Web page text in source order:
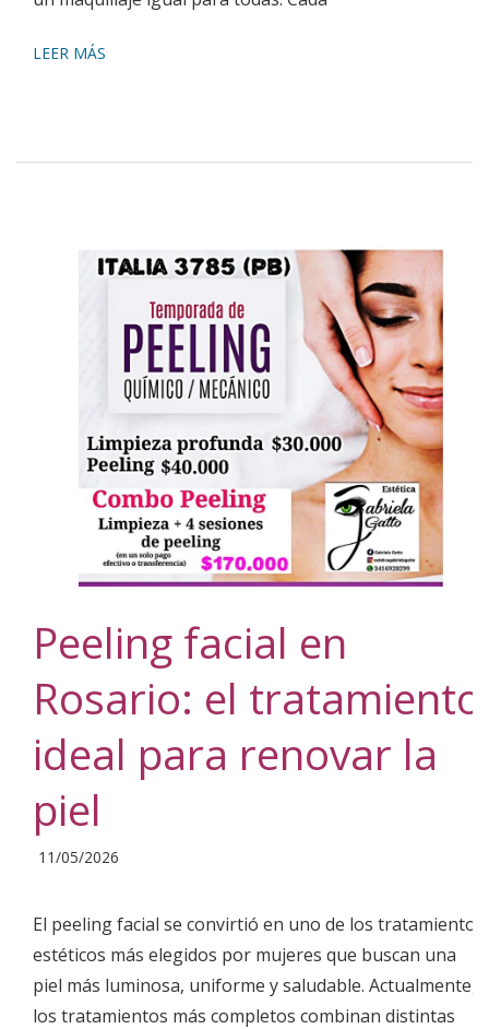
LEER MÁS
Peeling facial en
Rosario: el tratamiento
ideal para renovar la
piel
2026-
11
11/05/2026
El peeling facial se convirtió en uno de los tratamientos
estéticos más elegidos por mujeres que buscan una
piel más luminosa, uniforme y saludable. Actualmente,
los tratamientos más completos combinan distintas